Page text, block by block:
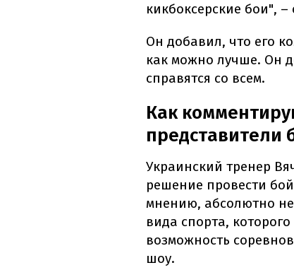
кикбоксерские бои", –
Он добавил, что его
как можно лучше. Он
справятся со всем.
Как
представители
Украинский тренер
решение провести
мнению, абсолютно
вида спорта,
возможность
шоу.